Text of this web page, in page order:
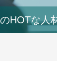
HOTな人